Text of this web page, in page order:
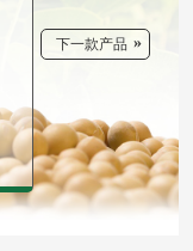
下一款产品 »